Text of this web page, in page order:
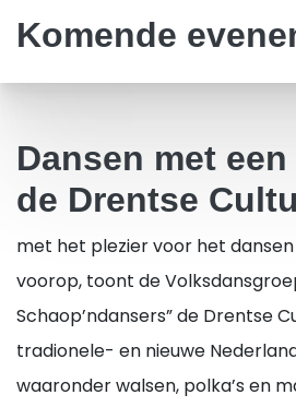
Komende
Dansen met
de Drentse
met het plezier voor het
voorop, toont de
Schaop’ndansers” de Drentse
tradionele- en nieuwe
waaronder walsen, polka’s en